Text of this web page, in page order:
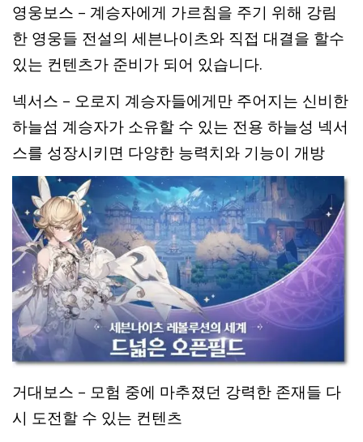
영웅보스 – 계승자에게 가르침을 주기 위해 강림
한 영웅들 전설의 세븐나이츠와 직접 대결을 할수
있는 컨텐츠가 준비가 되어 있습니다.
넥서스 – 오로지 계승자들에게만 주어지는 신비한
하늘섬 계승자가 소유할 수 있는 전용 하늘성 넥서
스를 성장시키면 다양한 능력치와 기능이 개방
거대보스 – 모험 중에 마추졌던 강력한 존재들 다
시 도전할 수 있는 컨텐츠